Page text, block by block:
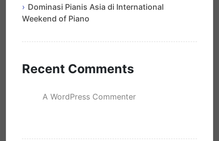
Dominasi Pianis Asia di International
Weekend of Piano
Recent Comments
A WordPress Commenter